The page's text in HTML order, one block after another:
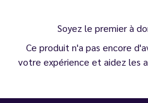
Soyez le premier à
Ce produit n'a pas encore
votre expérience et aidez les